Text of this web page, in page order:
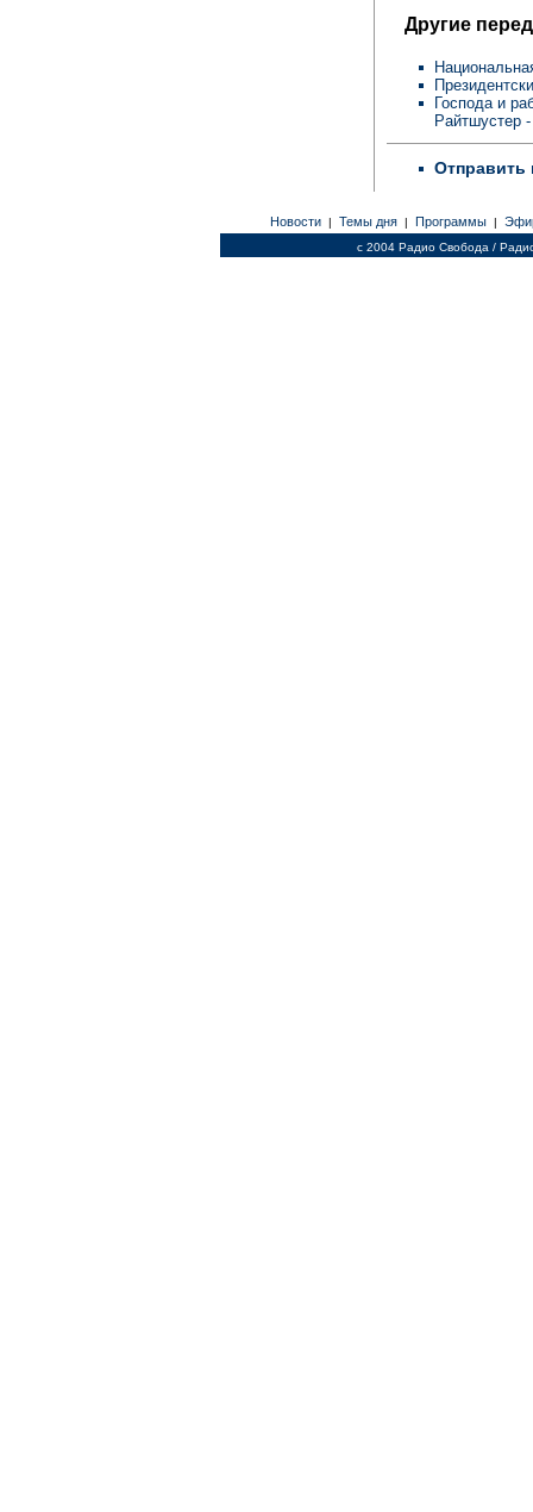
Другие
Господа и
Райтшустер
Отправить
Новости | Темы дня | Программы |
c 2004 Радио Свобода /